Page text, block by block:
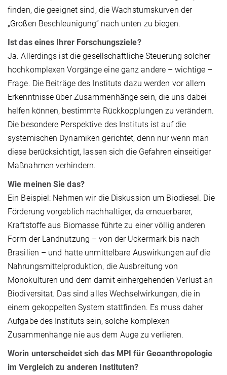
finden, die geeignet sind, die Wachstumskurven der
„Großen Beschleunigung“ nach unten zu biegen.
Ist das eines Ihrer Forschungsziele?
Ja. Allerdings ist die gesellschaftliche Steuerung solcher
hochkomplexen Vorgänge eine ganz andere – wichtige –
Frage. Die Beiträge des Instituts dazu werden vor allem
Erkenntnisse über Zusammenhänge sein, die uns dabei
helfen können, bestimmte Rückkopplungen zu verändern.
Die besondere Perspektive des Instituts ist auf die
systemischen Dynamiken gerichtet, denn nur wenn man
diese berücksichtigt, lassen sich die Gefahren einseitiger
Maßnahmen verhindern.
Wie meinen Sie das?
Ein Beispiel: Nehmen wir die Diskussion um Biodiesel. Die
Förderung vorgeblich nachhaltiger, da erneuerbarer,
Kraftstoffe aus Biomasse führte zu einer völlig anderen
Form der Landnutzung – von der Uckermark bis nach
Brasilien – und hatte unmittelbare Auswirkungen auf die
Nahrungsmittelproduktion, die Ausbreitung von
Monokulturen und dem damit einhergehenden Verlust an
Biodiversität. Das sind alles Wechselwirkungen, die in
einem gekoppelten System stattfinden. Es muss daher
Aufgabe des Instituts sein, solche komplexen
Zusammenhänge nie aus dem Auge zu verlieren.
Worin unterscheidet sich das MPI für Geoanthropologie
im Vergleich zu anderen Instituten?